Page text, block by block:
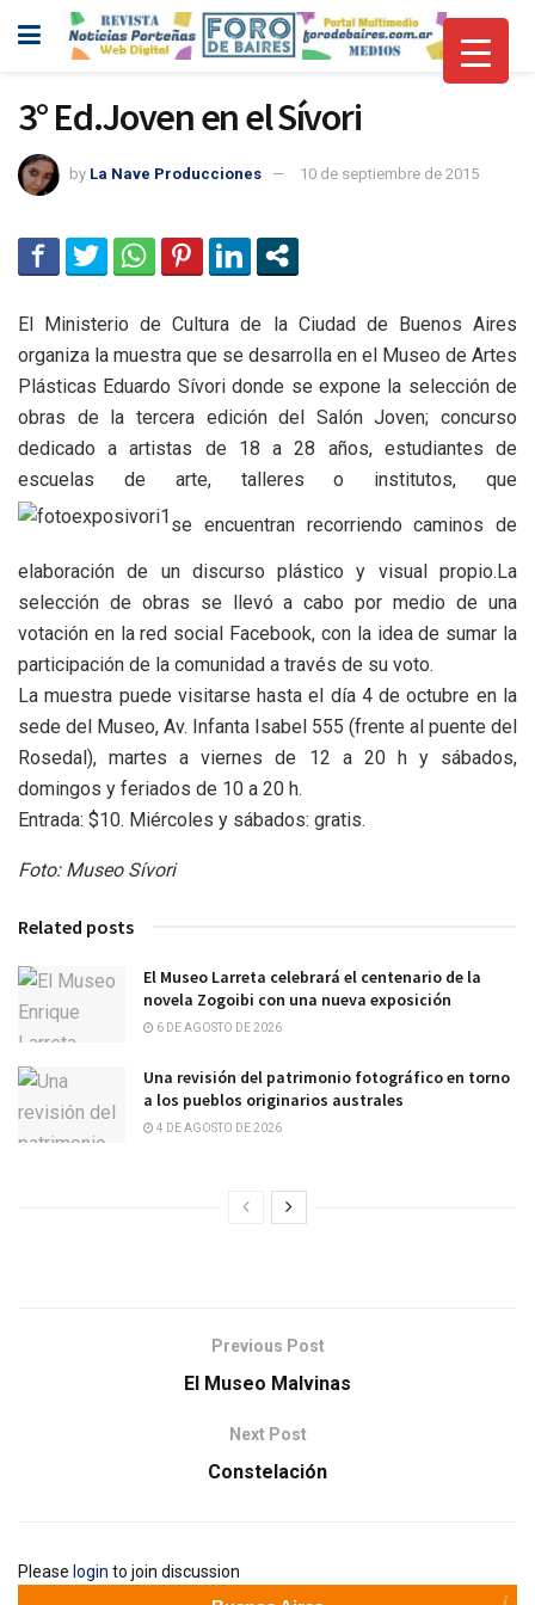
3° Ed.Joven en el Sívori
by La Nave Producciones 10 de septiembre de 2015
El Ministerio de Cultura de la Ciudad de Buenos Aires
organiza la muestra que se desarrolla en el Museo de Artes
Plásticas Eduardo Sívori donde se expone la selección de
obras de la tercera edición del Salón Joven; concurso
dedicado a artistas de 18 a 28 años, estudiantes de
escuelas de arte, talleres o institutos, que
se encuentran recorriendo caminos de
elaboración de un discurso plástico y visual propio.La
selección de obras se llevó a cabo por medio de una
votación en la red social Facebook, con la idea de sumar la
participación de la comunidad a través de su voto.
La muestra puede visitarse hasta el día 4 de octubre en la
sede del Museo, Av. Infanta Isabel 555 (frente al puente del
Rosedal), martes a viernes de 12 a 20 h y sábados,
domingos y feriados de 10 a 20 h.
Entrada: $10. Miércoles y sábados: gratis.
Foto: Museo Sívori
Related posts
El Museo Larreta celebrará el centenario de la
novela Zogoibi con una nueva exposición
6 DE AGOSTO DE 2026
Una revisión del patrimonio fotográfico en torno
a los pueblos originarios australes
4 DE AGOSTO DE 2026
Previous Post
El Museo Malvinas
Next Post
Constelación
Please login to join discussion